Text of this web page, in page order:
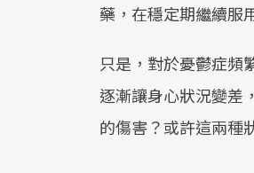
藥，在穩定期繼續服
只是，對於憂鬱症頻
逐漸讓身心狀況變差
的傷害？或許這兩種